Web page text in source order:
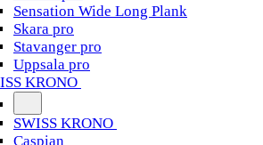
Sensation Wide Long Plank
Skara pro
Stavanger pro
Uppsala pro
KRONO
SWISS KRONO
Caspian